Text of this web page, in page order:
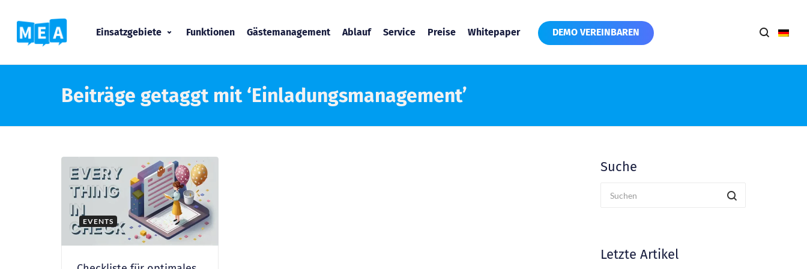
Einsatzgebiete Funktionen Gästemanagement Ablauf Service Preise Whitepaper DEMO VEREINBAREN
Beiträge getaggt mit ‘Einladungsmanagement’
EVENTS
Suche
Letzte Artikel